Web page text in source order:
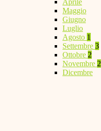
Aprile
Maggio
Giugno
Luglio
Agosto 1
Settembre 3
Ottobre 2
Novembre 2
Dicembre